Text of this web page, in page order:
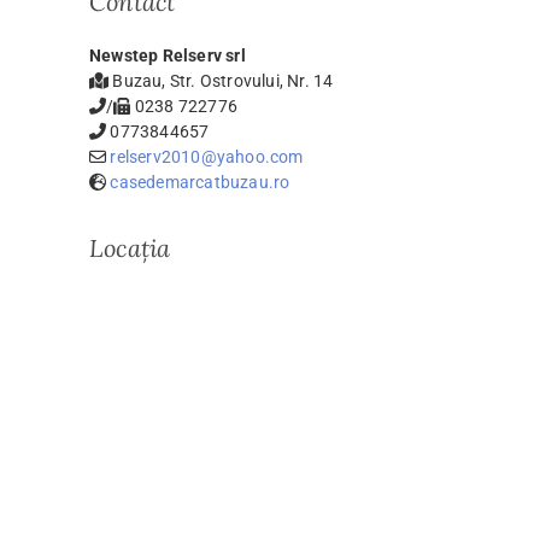
Newstep Relserv srl
Buzau, Str. Ostrovului, Nr. 14
/
0238 722776
0773844657
relserv2010@yahoo.com
casedemarcatbuzau.ro
Locația